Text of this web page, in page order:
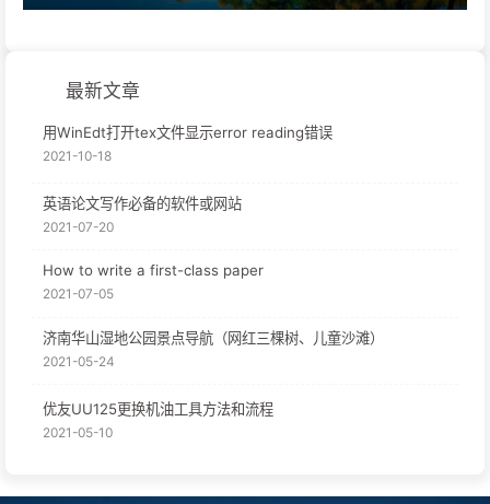
最新文章
用WinEdt打开tex文件显示error reading错误
2021-10-18
英语论文写作必备的软件或网站
2021-07-20
How to write a first-class paper
2021-07-05
济南华山湿地公园景点导航（网红三棵树、儿童沙滩）
2021-05-24
优友UU125更换机油工具方法和流程
2021-05-10